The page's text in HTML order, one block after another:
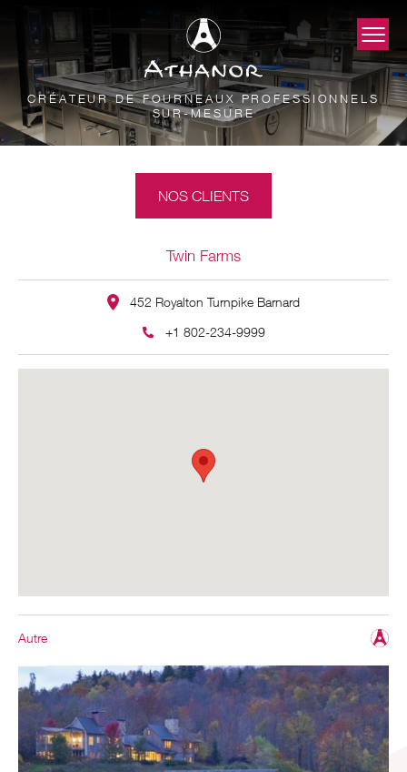
CRÉATEUR DE FOURNEAUX PROFESSIONNELS
SUR-MESURE
NOS CLIENTS
Twin Farms
452 Royalton Turnpike Barnard
+1 802-234-9999
Autre